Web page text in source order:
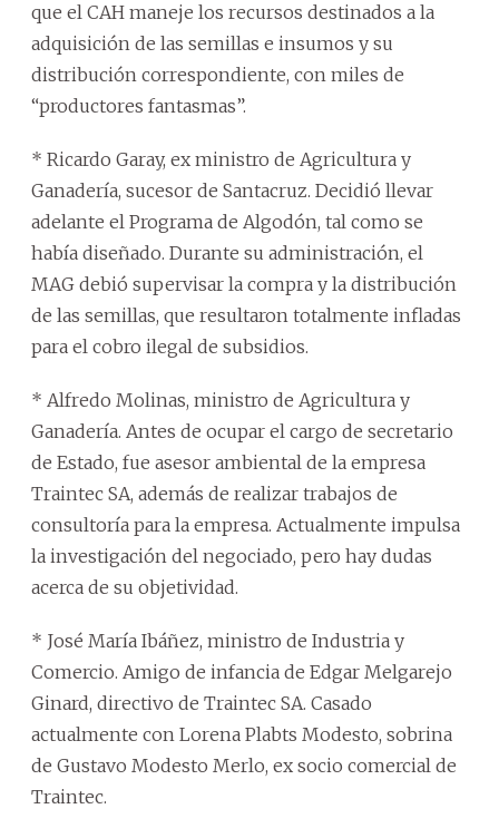
que el CAH maneje los recursos destinados a la
adquisición de las semillas e insumos y su
distribución correspondiente, con miles de
“productores fantasmas”.
* Ricardo Garay, ex ministro de Agricultura y
Ganadería, sucesor de Santacruz. Decidió llevar
adelante el Programa de Algodón, tal como se
había diseñado. Durante su administración, el
MAG debió supervisar la compra y la distribución
de las semillas, que resultaron totalmente infladas
para el cobro ilegal de subsidios.
* Alfredo Molinas, ministro de Agricultura y
Ganadería. Antes de ocupar el cargo de secretario
de Estado, fue asesor ambiental de la empresa
Traintec SA, además de realizar trabajos de
consultoría para la empresa. Actualmente impulsa
la investigación del negociado, pero hay dudas
acerca de su objetividad.
* José María Ibáñez, ministro de Industria y
Comercio. Amigo de infancia de Edgar Melgarejo
Ginard, directivo de Traintec SA. Casado
actualmente con Lorena Plabts Modesto, sobrina
de Gustavo Modesto Merlo, ex socio comercial de
Traintec.